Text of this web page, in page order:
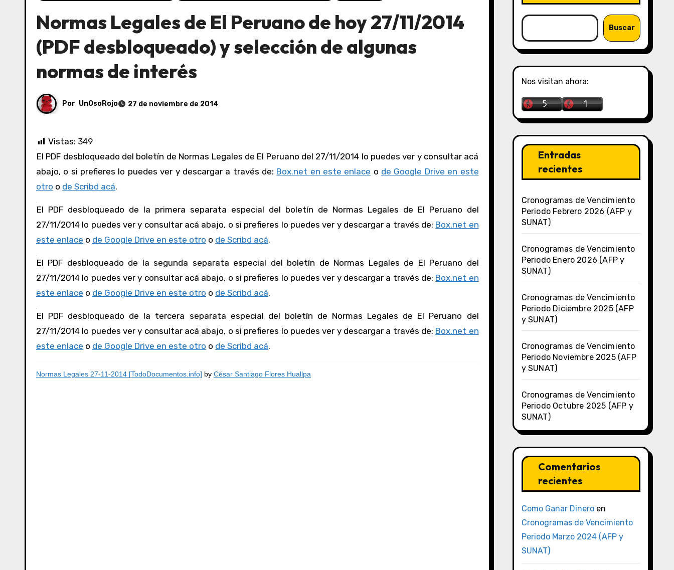
Normas Legales de El Peruano de hoy 27/11/2014
(PDF desbloqueado) y selección de algunas
normas de interés
Por UnOsoRojo 27 de noviembre de 2014
Vistas: 349
El PDF desbloqueado del boletín de Normas Legales de El Peruano del 27/11/2014 lo puedes ver y consultar acá
abajo, o si prefieres lo puedes ver y descargar a través de: Box.net en este enlace o de Google Drive en este
otro o de Scribd acá.
El PDF desbloqueado de la primera separata especial del boletín de Normas Legales de El Peruano del
27/11/2014 lo puedes ver y consultar acá abajo, o si prefieres lo puedes ver y descargar a través de: Box.net en
este enlace o de Google Drive en este otro o de Scribd acá.
El PDF desbloqueado de la segunda separata especial del boletín de Normas Legales de El Peruano del
27/11/2014 lo puedes ver y consultar acá abajo, o si prefieres lo puedes ver y descargar a través de: Box.net en
este enlace o de Google Drive en este otro o de Scribd acá.
El PDF desbloqueado de la tercera separata especial del boletín de Normas Legales de El Peruano del
27/11/2014 lo puedes ver y consultar acá abajo, o si prefieres lo puedes ver y descargar a través de: Box.net en
este enlace o de Google Drive en este otro o de Scribd acá.
Normas Legales 27-11-2014 [TodoDocumentos.info] by César Santiago Flores Huallpa
Buscar
Nos visitan ahora:
Entradas
recientes
Cronogramas de Vencimiento
Periodo Febrero 2026 (AFP y
SUNAT)
Cronogramas de Vencimiento
Periodo Enero 2026 (AFP y
SUNAT)
Cronogramas de Vencimiento
Periodo Diciembre 2025 (AFP
y SUNAT)
Cronogramas de Vencimiento
Periodo Noviembre 2025 (AFP
y SUNAT)
Cronogramas de Vencimiento
Periodo Octubre 2025 (AFP y
SUNAT)
Comentarios
recientes
Como Ganar Dineroen
Cronogramas de Vencimiento
Periodo Marzo 2024 (AFP y
SUNAT)